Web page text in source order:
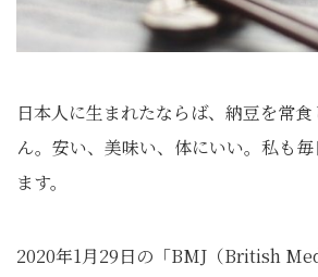
日本人に生まれたならば、納豆を常
ん。安い、美味い、体にいい。私も
ます。
2020年1月29日の「BMJ（British